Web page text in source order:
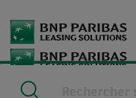
to
main
content
Home